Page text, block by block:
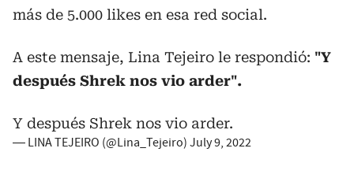
más de 5.000 likes en esa red social.
A este mensaje, Lina Tejeiro le respondió: "Y
después Shrek nos vio arder".
Y después Shrek nos vio arder.
— LINA TEJEIRO (@Lina_Tejeiro) July 9, 2022